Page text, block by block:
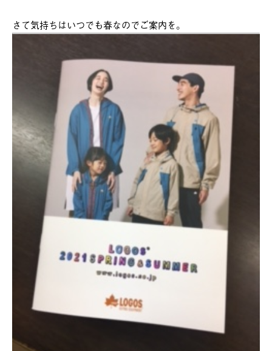
さて気持ちはいつでも春なのでご案内を。